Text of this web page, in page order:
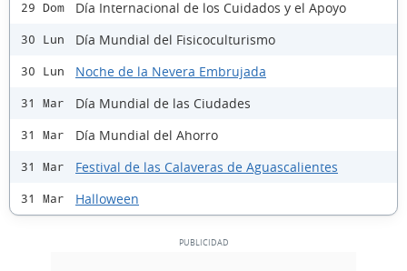
29 Dom Día Internacional de los Cuidados y el Apoyo
30 Lun Día Mundial del Fisicoculturismo
30 Lun Noche de la Nevera Embrujada
31 Mar Día Mundial de las Ciudades
31 Mar Día Mundial del Ahorro
31 Mar Festival de las Calaveras de Aguascalientes
31 Mar Halloween